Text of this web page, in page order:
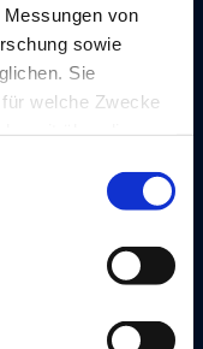
von
sowie
Sie
welche Zwecke
Lage
SPIER-